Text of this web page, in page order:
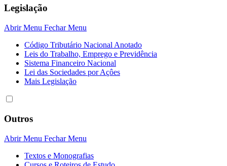
Legislação
Abrir Menu Fechar Menu
Código Tributário Nacional Anotado
Leis do Trabalho, Emprego e Previdência
Sistema Financeiro Nacional
Lei das Sociedades por Açôes
Mais Legislação
Outros
Abrir Menu Fechar Menu
Textos e Monografias